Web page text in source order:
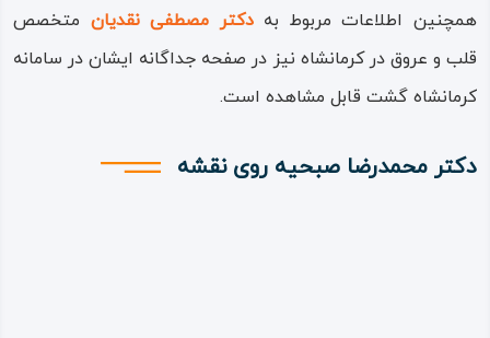
همچنین اطلاعات مربوط بهدکتر مصطفی نقدیان متخصص
قلب و عروق در کرمانشاه نیز در صفحه جداگانه ایشان در سامانه
کرمانشاه گشت قابل مشاهده است.
دکتر محمدرضا صبحیه روی نقشه